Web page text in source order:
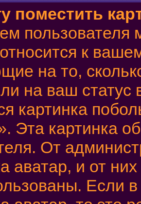
поместить
пользователя
к
на то,
на ваш
картинка
Эта картинка
От
аватар, и от
Если